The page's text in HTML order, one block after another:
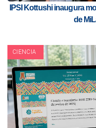
IPSI Kottushi inaugura
de
CIENCIA